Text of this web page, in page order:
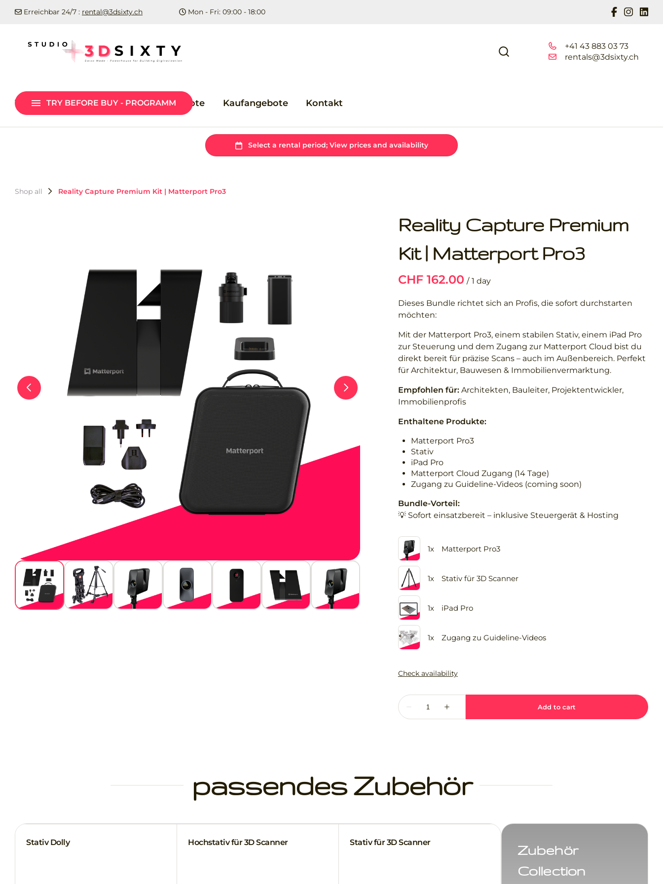
Erreichbar 24/7 : rental@3dsixty.ch Mon - Fri: 09:00 - 18:00
Vergleich - & Testgeräte Mietangebote Kaufangebote Kontakt
+41 43 883 03 73
rentals@3dsixty.ch
TRY BEFORE BUY - PROGRAMM
Matterport Cloud – Live Demo von
Professional bis Enterprise
Shop all Reality Capture Premium Kit | Matterport Pro3
Reality Capture Premium
Kit | Matterport Pro3
/
Dieses Bundle richtet sich an Profis, die sofort durchstarten
möchten:
Mit der Matterport Pro3, einem stabilen Stativ, einem iPad Pro
zur Steuerung und dem Zugang zur Matterport Cloud bist du
direkt bereit für präzise Scans – auch im Außenbereich. Perfekt
für Architektur, Bauwesen & Immobilienvermarktung.
Empfohlen für:Architekten, Bauleiter, Projektentwickler,
Immobilienprofis
Enthaltene Produkte:
Matterport Pro3
Stativ
iPad Pro
Matterport Cloud Zugang (14 Tage)
Zugang zu Guideline-Videos (coming soon)
Bundle-Vorteil:
💡 Sofort einsatzbereit – inklusive Steuergerät & Hosting
passendes Zubehör
Stativ Dolly Hochstativ für 3D Scanner Stativ für 3D Scanner
Zubehör
Collection